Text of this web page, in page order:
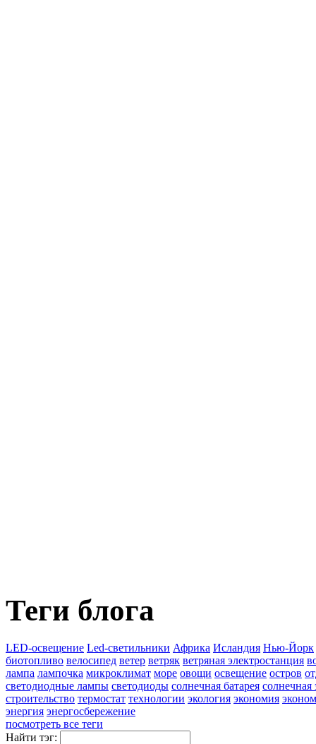
Теги блога
LED-освещение Led-светильники Африка Исландия Нью-Йорк
биотопливо велосипед ветер ветряк ветряная электростанция
лампа лампочка микроклимат море овощи освещение остров
светодиодные лампы светодиоды солнечная батарея солнечная
строительство термостат технологии экология экономия
энергия энергосбережение
посмотреть все теги
Найти тэг: